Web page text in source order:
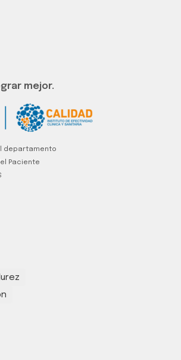
mejor.
departamento
Paciente